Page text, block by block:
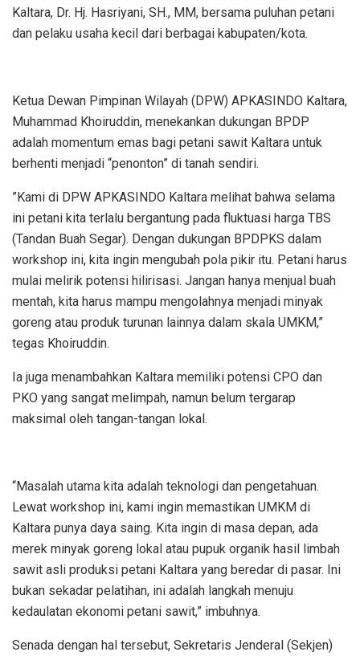
Kaltara, Dr. Hj. Hasriyani, SH., MM, bersama puluhan petani
dan pelaku usaha kecil dari berbagai kabupaten/kota.
​Ketua Dewan Pimpinan Wilayah (DPW) APKASINDO Kaltara,
Muhammad Khoiruddin, menekankan dukungan BPDP
adalah momentum emas bagi petani sawit Kaltara untuk
berhenti menjadi “penonton” di tanah sendiri.
​”Kami di DPW APKASINDO Kaltara melihat bahwa selama
ini petani kita terlalu bergantung pada fluktuasi harga TBS
(Tandan Buah Segar). Dengan dukungan BPDPKS dalam
workshop ini, kita ingin mengubah pola pikir itu. Petani harus
mulai melirik potensi hilirisasi. Jangan hanya menjual buah
mentah, kita harus mampu mengolahnya menjadi minyak
goreng atau produk turunan lainnya dalam skala UMKM,”
tegas Khoiruddin.
​Ia juga menambahkan Kaltara memiliki potensi CPO dan
PKO yang sangat melimpah, namun belum tergarap
maksimal oleh tangan-tangan lokal.
“Masalah utama kita adalah teknologi dan pengetahuan.
Lewat workshop ini, kami ingin memastikan UMKM di
Kaltara punya daya saing. Kita ingin di masa depan, ada
merek minyak goreng lokal atau pupuk organik hasil limbah
sawit asli produksi petani Kaltara yang beredar di pasar. Ini
bukan sekadar pelatihan, ini adalah langkah menuju
kedaulatan ekonomi petani sawit,” imbuhnya.
Senada dengan hal tersebut, Sekretaris Jenderal (Sekjen)